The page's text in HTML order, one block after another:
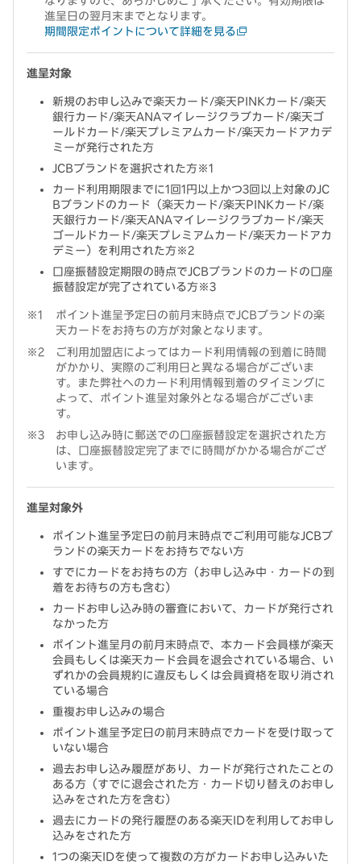
進呈日の翌月末までとなります。
期間限定ポイントについて詳細を見る
進呈対象
新規のお申し込みで楽天カード/楽天PINKカード/楽天
銀行カード/楽天ANAマイレージクラブカード/楽天ゴ
ールドカード/楽天プレミアムカード/楽天カードアカデ
ミーが発行された方
JCBブランドを選択された方※1
カード利用期限までに1回1円以上かつ3回以上対象のJC
Bブランドのカード（楽天カード/楽天PINKカード/楽
天銀行カード/楽天ANAマイレージクラブカード/楽天
ゴールドカード/楽天プレミアムカード/楽天カードアカ
デミー）を利用された方※2
口座振替設定期限の時点でJCBブランドのカードの口座
振替設定が完了されている方※3
ポイント進呈予定日の前月末時点でJCBブランドの楽
天カードをお持ちの方が対象となります。
ご利用加盟店によってはカード利用情報の到着に時間
がかかり、実際のご利用日と異なる場合がございま
す。また弊社へのカード利用情報到着のタイミングに
よって、ポイント進呈対象外となる場合がございま
す。
お申し込み時に郵送での口座振替設定を選択された方
は、口座振替設定完了までに時間がかかる場合がござ
います。
進呈対象外
ポイント進呈予定日の前月末時点でご利用可能なJCBブ
ランドの楽天カードをお持ちでない方
すでにカードをお持ちの方（お申し込み中・カードの到
着をお待ちの方も含む）
カードお申し込み時の審査において、カードが発行され
なかった方
ポイント進呈月の前月末時点で、本カード会員様が楽天
会員もしくは楽天カード会員を退会されている場合、い
ずれかの会員規約に違反もしくは会員資格を取り消され
ている場合
重複お申し込みの場合
ポイント進呈予定日の前月末時点でカードを受け取って
いない場合
過去お申し込み履歴があり、カードが発行されたことの
ある方（すでに退会された方・カード切り替えのお申し
込みをされた方を含む）
過去にカードの発行履歴のある楽天IDを利用してお申し
込みをされた方
1つの楽天IDを使って複数の方がカードお申し込みいた